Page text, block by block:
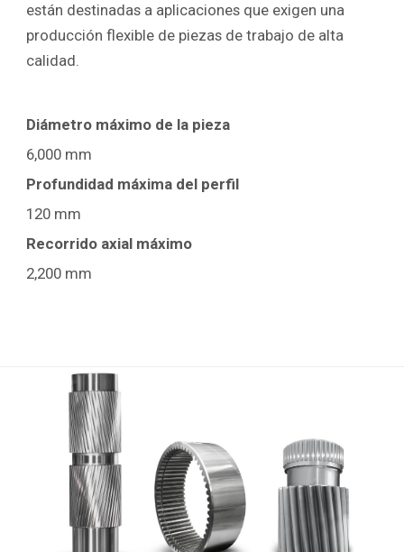
están destinadas a aplicaciones que exigen una
producción flexible de piezas de trabajo de alta
calidad.
Diámetro máximo de la pieza
6,000 mm
Profundidad máxima del perfil
120 mm
Recorrido axial máximo
2,200 mm